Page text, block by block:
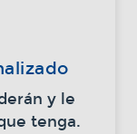
y le
tenga.